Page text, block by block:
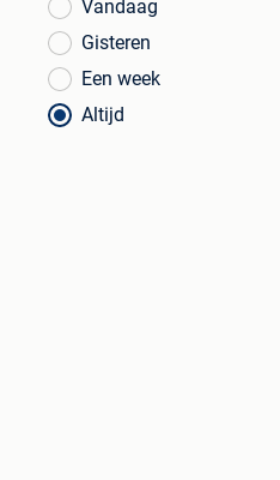
Vandaag
Gisteren
Een week
Altijd